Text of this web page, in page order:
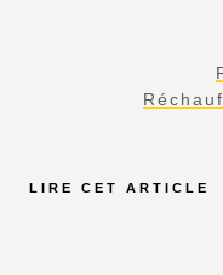
LIRE CET ARTICLE